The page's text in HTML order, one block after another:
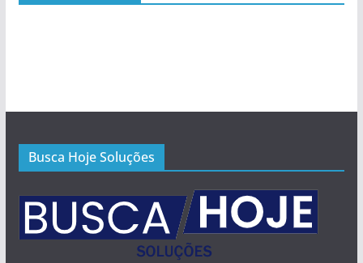
Busca Hoje Soluções